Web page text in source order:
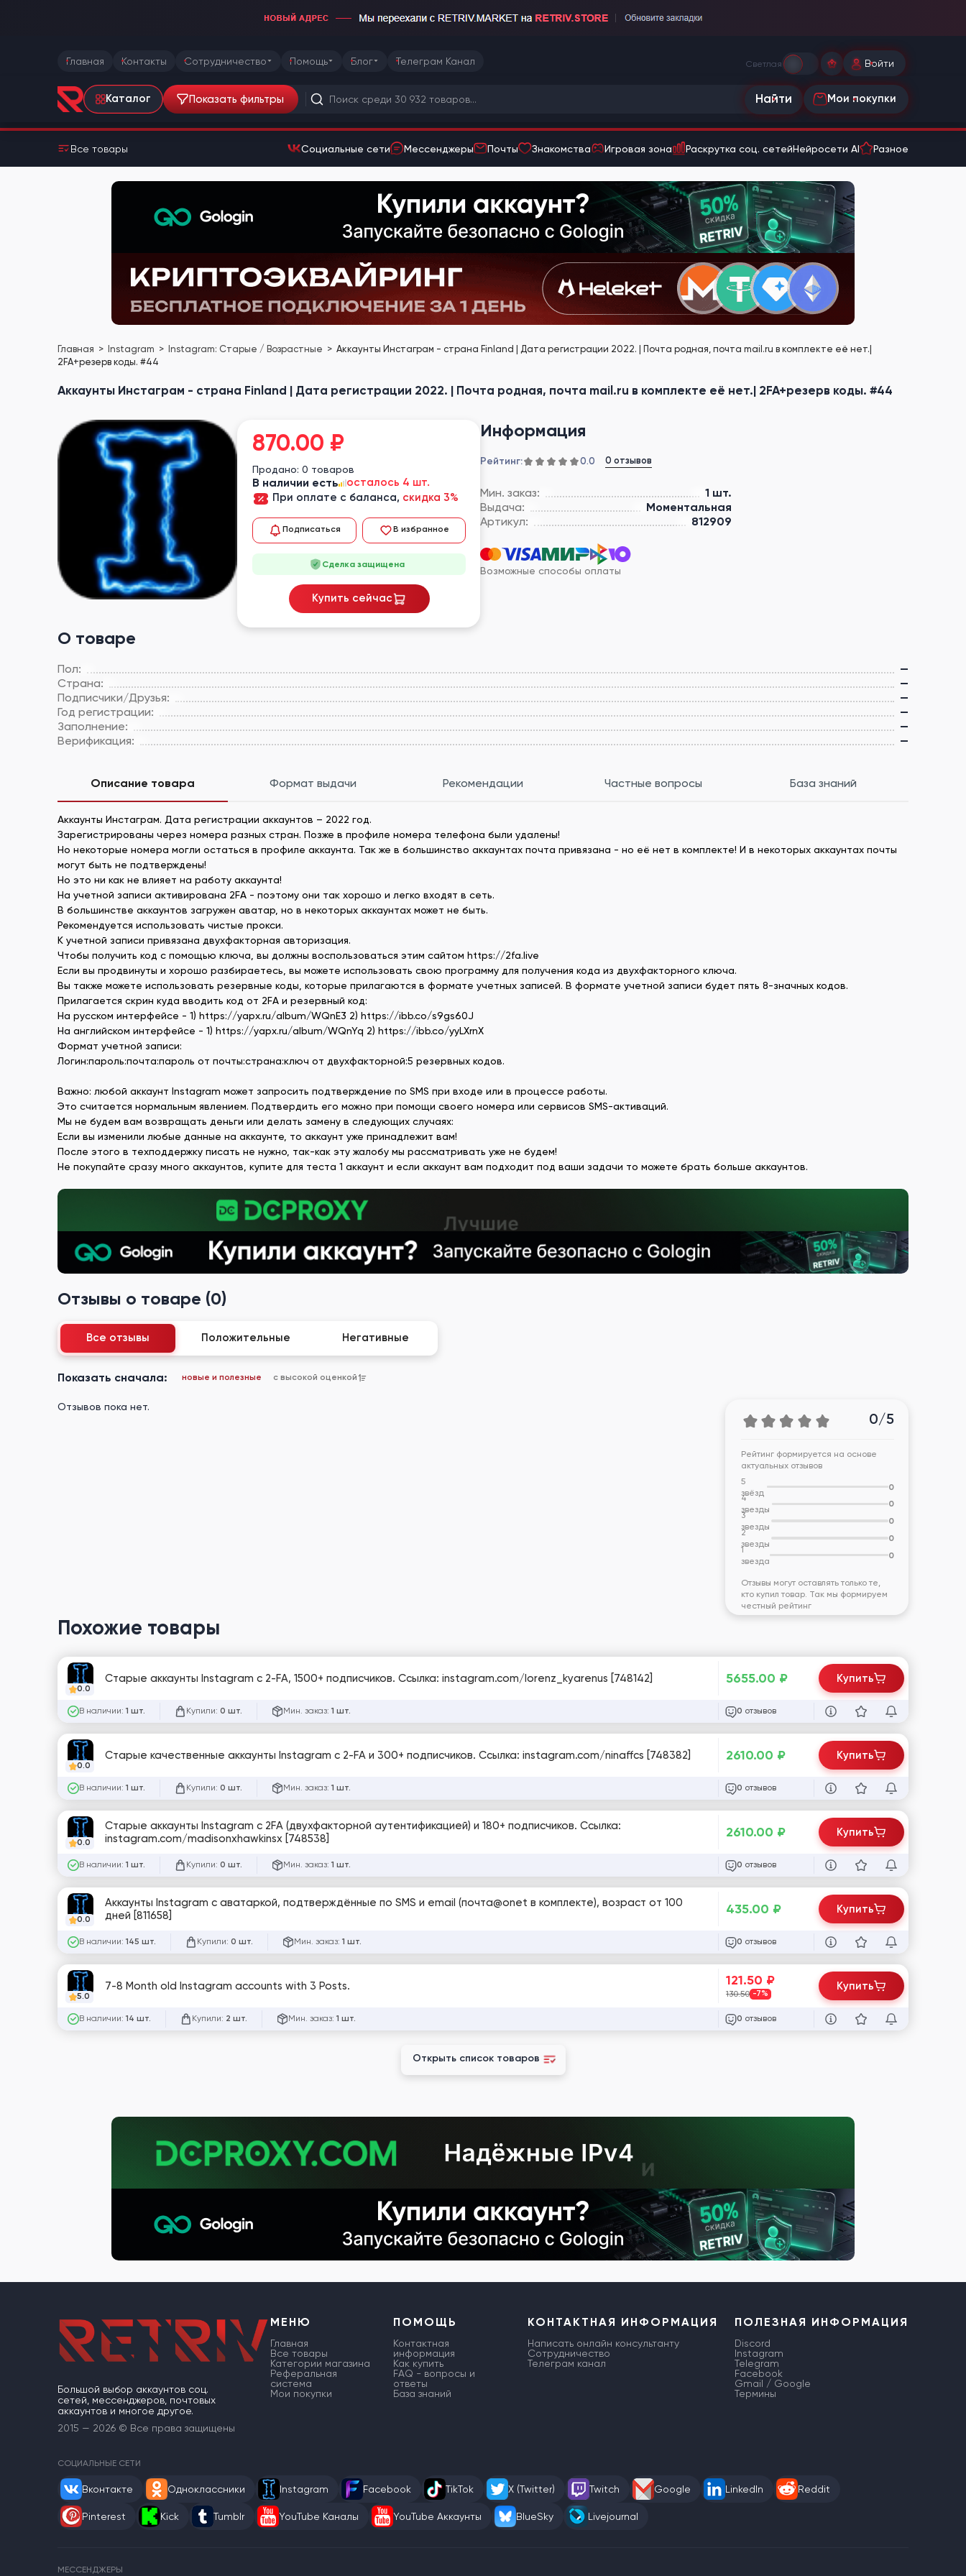
Главная Контакты Сотрудничество Помощь Блог Телеграм Канал Светлая Войти
Каталог Показать фильтры Найти Мои покупки
Все товары Социальные сети Мессенджеры Почты Знакомства Игровая зона Раскрутка соц. сетейНейросети AI Разное
Главная Instagram Instagram: Старые / Возрастные
Аккаунты Инстаграм - страна Finland | Дата регистрации 2022. | Почта родная, почта mail.ru в комплекте её нет.|
2FA+резерв коды. #44
Аккаунты Инстаграм - страна Finland | Дата регистрации 2022. | Почта родная, почта mail.ru в комплекте её нет.| 2FA+резерв коды. #44
Информация
Рейтинг: 0.0 0 отзывов
Мин. заказ:
1 шт.
Выдача:
Моментальная
Артикул:
812909
Возможные способы оплаты
О товаре
Пол:
—
Страна:
—
Подписчики/Друзья:
—
Год регистрации:
—
Заполнение:
—
Верификация:
—
870.00 ₽
Продано: 0 товаров
В наличии есть
осталось 4 шт.
При оплате с баланса, скидка 3%
Подписаться В избранное
Сделка защищена
Купить сейчас
Описание товара Формат выдачи Рекомендации Частные вопросы База знаний
Аккаунты Инстаграм. Дата регистрации аккаунтов – 2022 год.
Зарегистрированы через номера разных стран. Позже в профиле номера телефона были удалены!
Но некоторые номера могли остаться в профиле аккаунта. Так же в большинство аккаунтах почта привязана - но её нет в комплекте! И в некоторых аккаунтах почты
могут быть не подтверждены!
Но это ни как не влияет на работу аккаунта!
На учетной записи активирована 2FA - поэтому они так хорошо и легко входят в сеть.
В большинстве аккаунтов загружен аватар, но в некоторых аккаунтах может не быть.
Рекомендуется использовать чистые прокси.
К учетной записи привязана двухфакторная авторизация.
Чтобы получить код с помощью ключа, вы должны воспользоваться этим сайтом https://2fa.live
Если вы продвинуты и хорошо разбираетесь, вы можете использовать свою программу для получения кода из двухфакторного ключа.
Вы также можете использовать резервные коды, которые прилагаются в формате учетных записей. В формате учетной записи будет пять 8-значных кодов.
Прилагается скрин куда вводить код от 2FA и резервный код:
На русском интерфейсе - 1) https://yapx.ru/album/WQnE3 2) https://ibb.co/s9gs60J
На английском интерфейсе - 1) https://yapx.ru/album/WQnYq 2) https://ibb.co/yyLXrnX
Формат учетной записи:
Логин:пароль:почта:пароль от почты:страна:ключ от двухфакторной:5 резервных кодов.
Важно: любой аккаунт Instagram может запросить подтверждение по SMS при входе или в процессе работы.
Это считается нормальным явлением. Подтвердить его можно при помощи своего номера или сервисов SMS-активаций.
Мы не будем вам возвращать деньги или делать замену в следующих случаях:
Если вы изменили любые данные на аккаунте, то аккаунт уже принадлежит вам!
После этого в техподдержку писать не нужно, так-как эту жалобу мы рассматривать уже не будем!
Не покупайте сразу много аккаунтов, купите для теста 1 аккаунт и если аккаунт вам подходит под ваши задачи то можете брать больше аккаунтов.
Отзывы о товаре (0)
Все отзывы Положительные Негативные
Показать сначала: новые и полезные с высокой оценкой
Отзывов пока нет.
0/5
Рейтинг формируется на основе
актуальных отзывов
5
звёзд
0
4
звезды
0
3
звезды
0
2
звезды
0
1
звезда
0
Отзывы могут оставлять только те,
кто купил товар. Так мы формируем
честный рейтинг
Похожие товары
0.0
Старые аккаунты Instagram с 2-FA, 1500+ подписчиков. Ссылка: instagram.com/lorenz_kyarenus [748142]
В наличии: 1 шт. Купили: 0 шт. Мин. заказ: 1 шт.
5655.00 ₽
0 отзывов
Купить
0.0
Старые качественные аккаунты Instagram с 2-FA и 300+ подписчиков. Ссылка: instagram.com/ninaffcs [748382]
В наличии: 1 шт. Купили: 0 шт. Мин. заказ: 1 шт.
2610.00 ₽
0 отзывов
Купить
0.0
Старые аккаунты Instagram с 2FA (двухфакторной аутентификацией) и 180+ подписчиков. Ссылка:
instagram.com/madisonxhawkinsx [748538]
В наличии: 1 шт. Купили: 0 шт. Мин. заказ: 1 шт.
2610.00 ₽
0 отзывов
Купить
0.0
Аккаунты Instagram с аватаркой, подтверждённые по SMS и email (почта@onet в комплекте), возраст от 100
дней [811658]
В наличии: 145 шт. Купили: 0 шт. Мин. заказ: 1 шт.
435.00 ₽
0 отзывов
Купить
5.0
7-8 Month old Instagram accounts with 3 Posts.
В наличии: 14 шт. Купили: 2 шт. Мин. заказ: 1 шт.
121.50 ₽
130.50 -7%
0 отзывов
Купить
Открыть список товаров
Большой выбор аккаунтов соц.
сетей, мессенджеров, почтовых
аккаунтов и многое другое.
2015 — 2026 © Все права защищены
МЕНЮ
Главная
Все товары
Категории магазина
Реферальная
система
Мои покупки
ПОМОЩЬ
Контактная
информация
Как купить
FAQ - вопросы и
ответы
База знаний
КОНТАКТНАЯ ИНФОРМАЦИЯ
Написать онлайн консультанту
Сотрудничество
Телеграм канал
ПОЛЕЗНАЯ ИНФОРМАЦИЯ
Discord
Instagram
Telegram
Facebook
Gmail / Google
Термины
СОЦИАЛЬНЫЕ СЕТИ
Вконтакте Одноклассники Instagram Facebook TikTok X (Twitter) Twitch Google LinkedIn Reddit
Pinterest Kick Tumblr YouTube Каналы YouTube Аккаунты BlueSky Livejournal
МЕССЕНДЖЕРЫ